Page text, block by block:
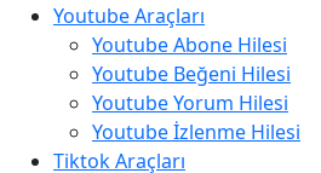
Youtube Araçları
Youtube Abone Hilesi
Youtube Beğeni Hilesi
Youtube Yorum Hilesi
Youtube İzlenme Hilesi
Tiktok Araçları